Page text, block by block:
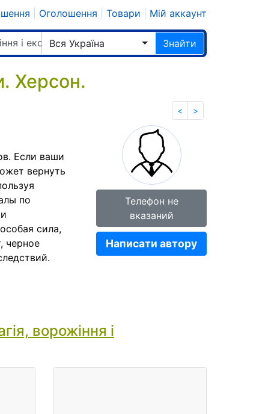
Оголошення Товари Мій аккаунт
і екстрасенси
Вся Україна Знайти
Херсон.
< >
Если ваши
вернуть
по
сила,
черное
Телефон не
вказаний
Написати автору
ворожіння і